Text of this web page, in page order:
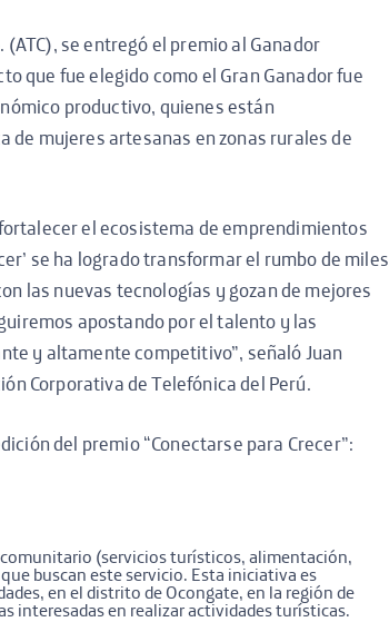
se entregó el premio al Ganador
que fue elegido como el Gran Ganador fue
productivo, quienes están
de mujeres artesanas en zonas rurales de
el ecosistema de emprendimientos
se ha logrado transformar el rumbo de miles
las nuevas tecnologías y gozan de mejores
apostando por el talento y las
y altamente competitivo”, señaló Juan
Corporativa de Telefónica del Perú.
del premio “Conectarse para Crecer”:
(servicios turísticos, alimentación,
buscan este servicio. Esta iniciativa es
en el distrito de Ocongate, en la región de
interesadas en realizar actividades turísticas.